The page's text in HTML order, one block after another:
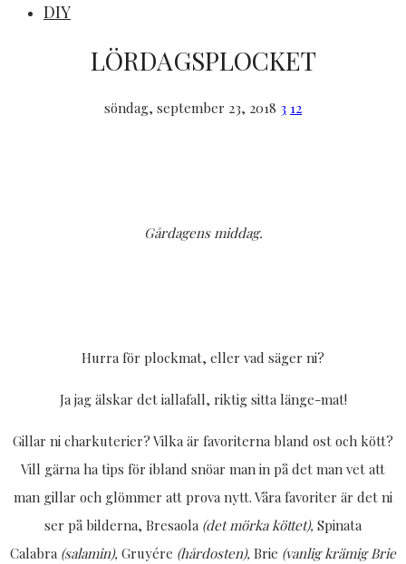
DIY
LÖRDAGSPLOCKET
söndag, september 23, 2018 3 12
Gårdagens middag.
Hurra för plockmat, eller vad säger ni?
Ja jag älskar det iallafall, riktig sitta länge-mat!
Gillar ni charkuterier? Vilka är favoriterna bland ost och kött?
Vill gärna ha tips för ibland snöar man in på det man vet att
man gillar och glömmer att prova nytt. Våra favoriter är det ni
ser på bilderna, Bresaola (det mörka köttet), Spinata
Calabra (salamin), Gruyére (hårdosten), Brie (vanlig krämig Brie